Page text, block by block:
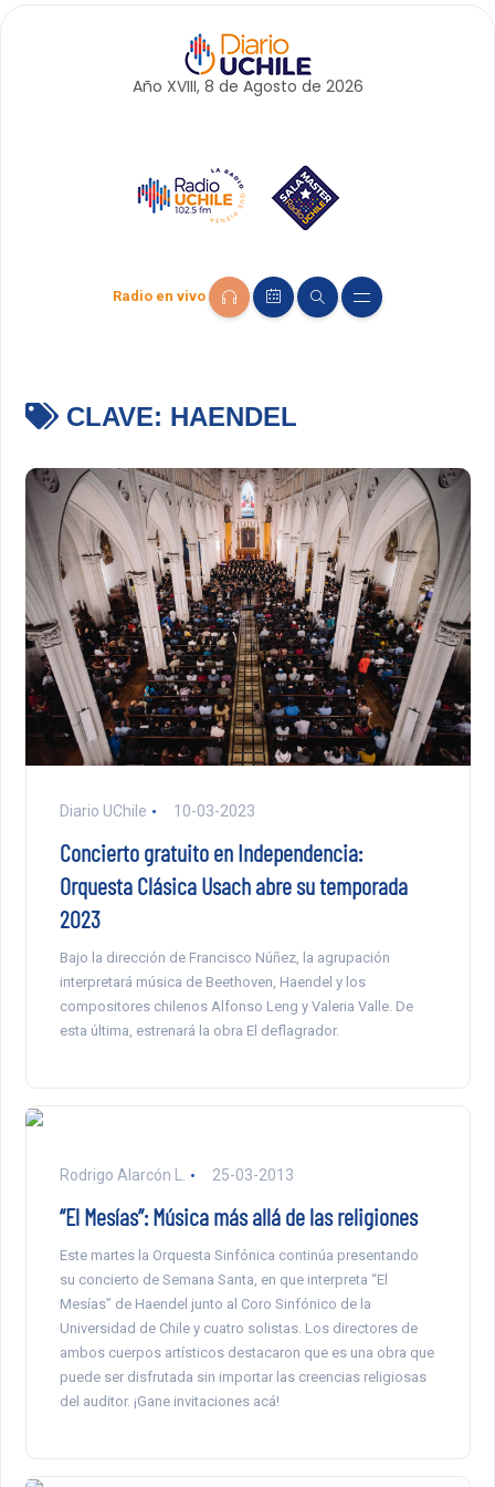
Año XVIII, 8 de Agosto de 2026
Radio en vivo
CLAVE: HAENDEL
Diario UChile 10-03-2023
Concierto gratuito en Independencia:
Orquesta Clásica Usach abre su temporada
2023
Bajo la dirección de Francisco Núñez, la agrupación
interpretará música de Beethoven, Haendel y los
compositores chilenos Alfonso Leng y Valeria Valle. De
esta última, estrenará la obra El deflagrador.
Rodrigo Alarcón L. 25-03-2013
“El Mesías”: Música más allá de las religiones
Este martes la Orquesta Sinfónica continúa presentando
su concierto de Semana Santa, en que interpreta “El
Mesías” de Haendel junto al Coro Sinfónico de la
Universidad de Chile y cuatro solistas. Los directores de
ambos cuerpos artísticos destacaron que es una obra que
puede ser disfrutada sin importar las creencias religiosas
del auditor. ¡Gane invitaciones acá!